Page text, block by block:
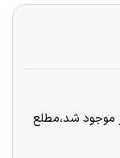
موجود شد،مطلع